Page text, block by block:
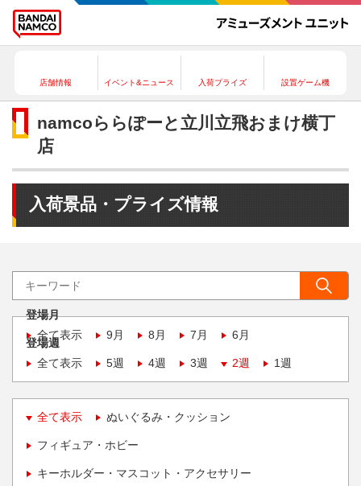
店舗情報 イベント&ニュース 入荷プライズ 設置ゲーム機
namcoららぽーと立川立飛おまけ横丁
店
入荷景品・プライズ情報
登場月
全て表示
9月 8月 7月 6月
登場週
全て表示
5週 4週 3週 2週 1週
全て表示 ぬいぐるみ・クッション
フィギュア・ホビー
キーホルダー・マスコット・アクセサリー